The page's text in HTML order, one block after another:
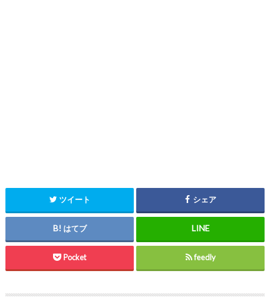
ツイート シェア
はてブ
Pocket feedly